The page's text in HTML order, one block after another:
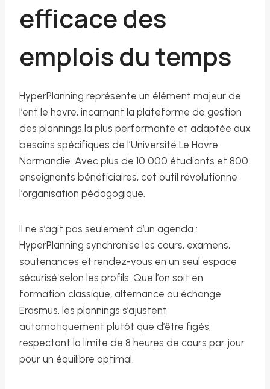
efficace des
emplois du temps
HyperPlanning représente un élément majeur de
l’ent le havre, incarnant la plateforme de gestion
des plannings la plus performante et adaptée aux
besoins spécifiques de l’Université Le Havre
Normandie. Avec plus de 10 000 étudiants et 800
enseignants bénéficiaires, cet outil révolutionne
l’organisation pédagogique.
Il ne s’agit pas seulement d’un agenda :
HyperPlanning synchronise les cours, examens,
soutenances et rendez-vous en un seul espace
sécurisé selon les profils. Que l’on soit en
formation classique, alternance ou échange
Erasmus, les plannings s’ajustent
automatiquement plutôt que d’être figés,
respectant la limite de 8 heures de cours par jour
pour un équilibre optimal.